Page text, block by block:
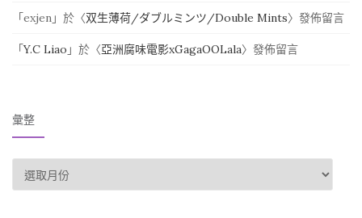
「exjen 」於〈双生薄荷/ダブルミンツ/Double Mints〉發佈留言
「Y.C Liao 」於〈亞洲腐味電影xGagaOOLala〉發佈留言
彙整
彙整